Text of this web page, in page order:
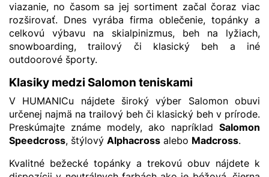
viazanie, no časom sa jej sortiment začal čoraz viac
rozširovať. Dnes vyrába firma oblečenie, topánky a
celkovú výbavu na skialpinizmus, beh na lyžiach,
snowboarding, trailový či klasický beh a iné
outdoorové športy.
Klasiky medzi Salomon teniskami
V HUMANICu nájdete široký výber Salomon obuvi
určenej najmä na trailový beh či klasický beh v prírode.
Preskúmajte známe modely, ako napríklad Salomon
Speedcross, štýlový Alphacross alebo Madcross.
Kvalitné bežecké topánky a trekovú obuv nájdete k